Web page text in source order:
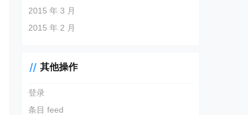
2015 年 3 月
2015 年 2 月
其他操作
登录
条目 feed